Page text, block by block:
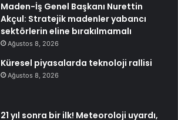
Maden-İş Genel Başkanı Nurettin
Akçul: Stratejik madenler yabancı
sektörlerin eline bırakılmamalı
Ağustos 8, 2026
Küresel piyasalarda teknoloji rallisi
Ağustos 8, 2026
21 yıl sonra bir ilk! Meteoroloji uyardı,